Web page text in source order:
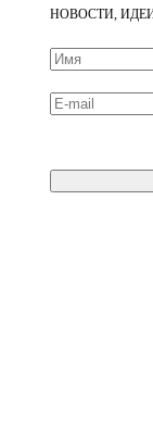
НОВОСТИ,